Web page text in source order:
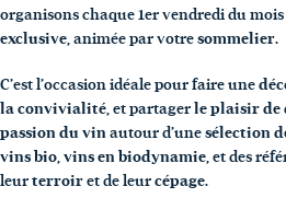
organisons chaque 1er vendredi du
exclusive, animée par votre sommelier.
C’est l’occasion idéale pour faire une
la convivialité, et partager le plaisir de
passion du vin autour d’une sélection
vins bio, vins en biodynamie, et des
leur terroir et de leur cépage.